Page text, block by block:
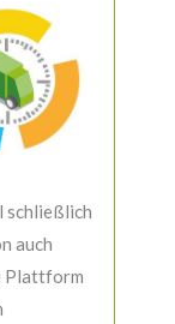
schließlich
auch
Plattform